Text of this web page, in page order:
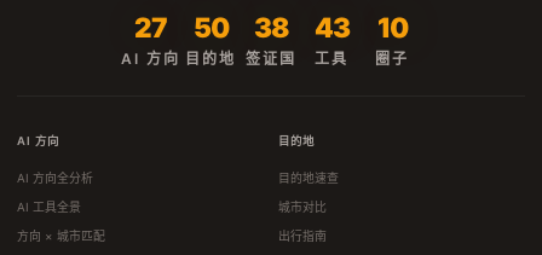
27
AI 方向
50
目的地
38
签证国
43
工具
10
圈子
AI 方向
AI 方向全分析
AI 工具全景
方向 × 城市匹配
目的地
目的地速查
城市对比
出行指南